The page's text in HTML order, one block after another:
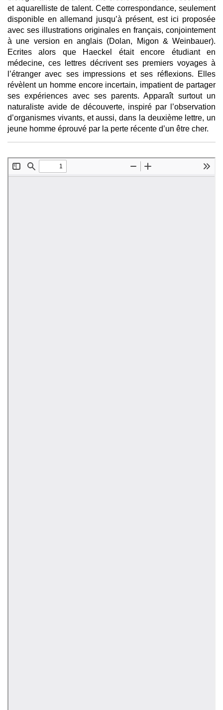
et aquarelliste de talent. Cette correspondance, seulement
disponible en allemand jusqu’à présent, est ici proposée
avec ses illustrations originales en français, conjointement
à une version en anglais (Dolan, Migon & Weinbauer).
Ecrites alors que Haeckel était encore étudiant en
médecine, ces lettres décrivent ses premiers voyages à
l’étranger avec ses impressions et ses réflexions. Elles
révèlent un homme encore incertain, impatient de partager
ses expériences avec ses parents. Apparaît surtout un
naturaliste avide de découverte, inspiré par l’observation
d’organismes vivants, et aussi, dans la deuxième lettre, un
jeune homme éprouvé par la perte récente d’un être cher.